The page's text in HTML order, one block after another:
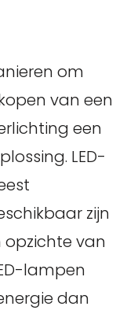
om
van een
een
LED-
zijn
opzichte van
lampen
dan